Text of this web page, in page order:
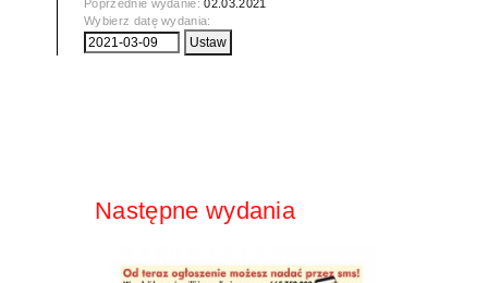
Poprzednie wydanie:02.03.2021
Wybierz datę wydania:
Następne wydania